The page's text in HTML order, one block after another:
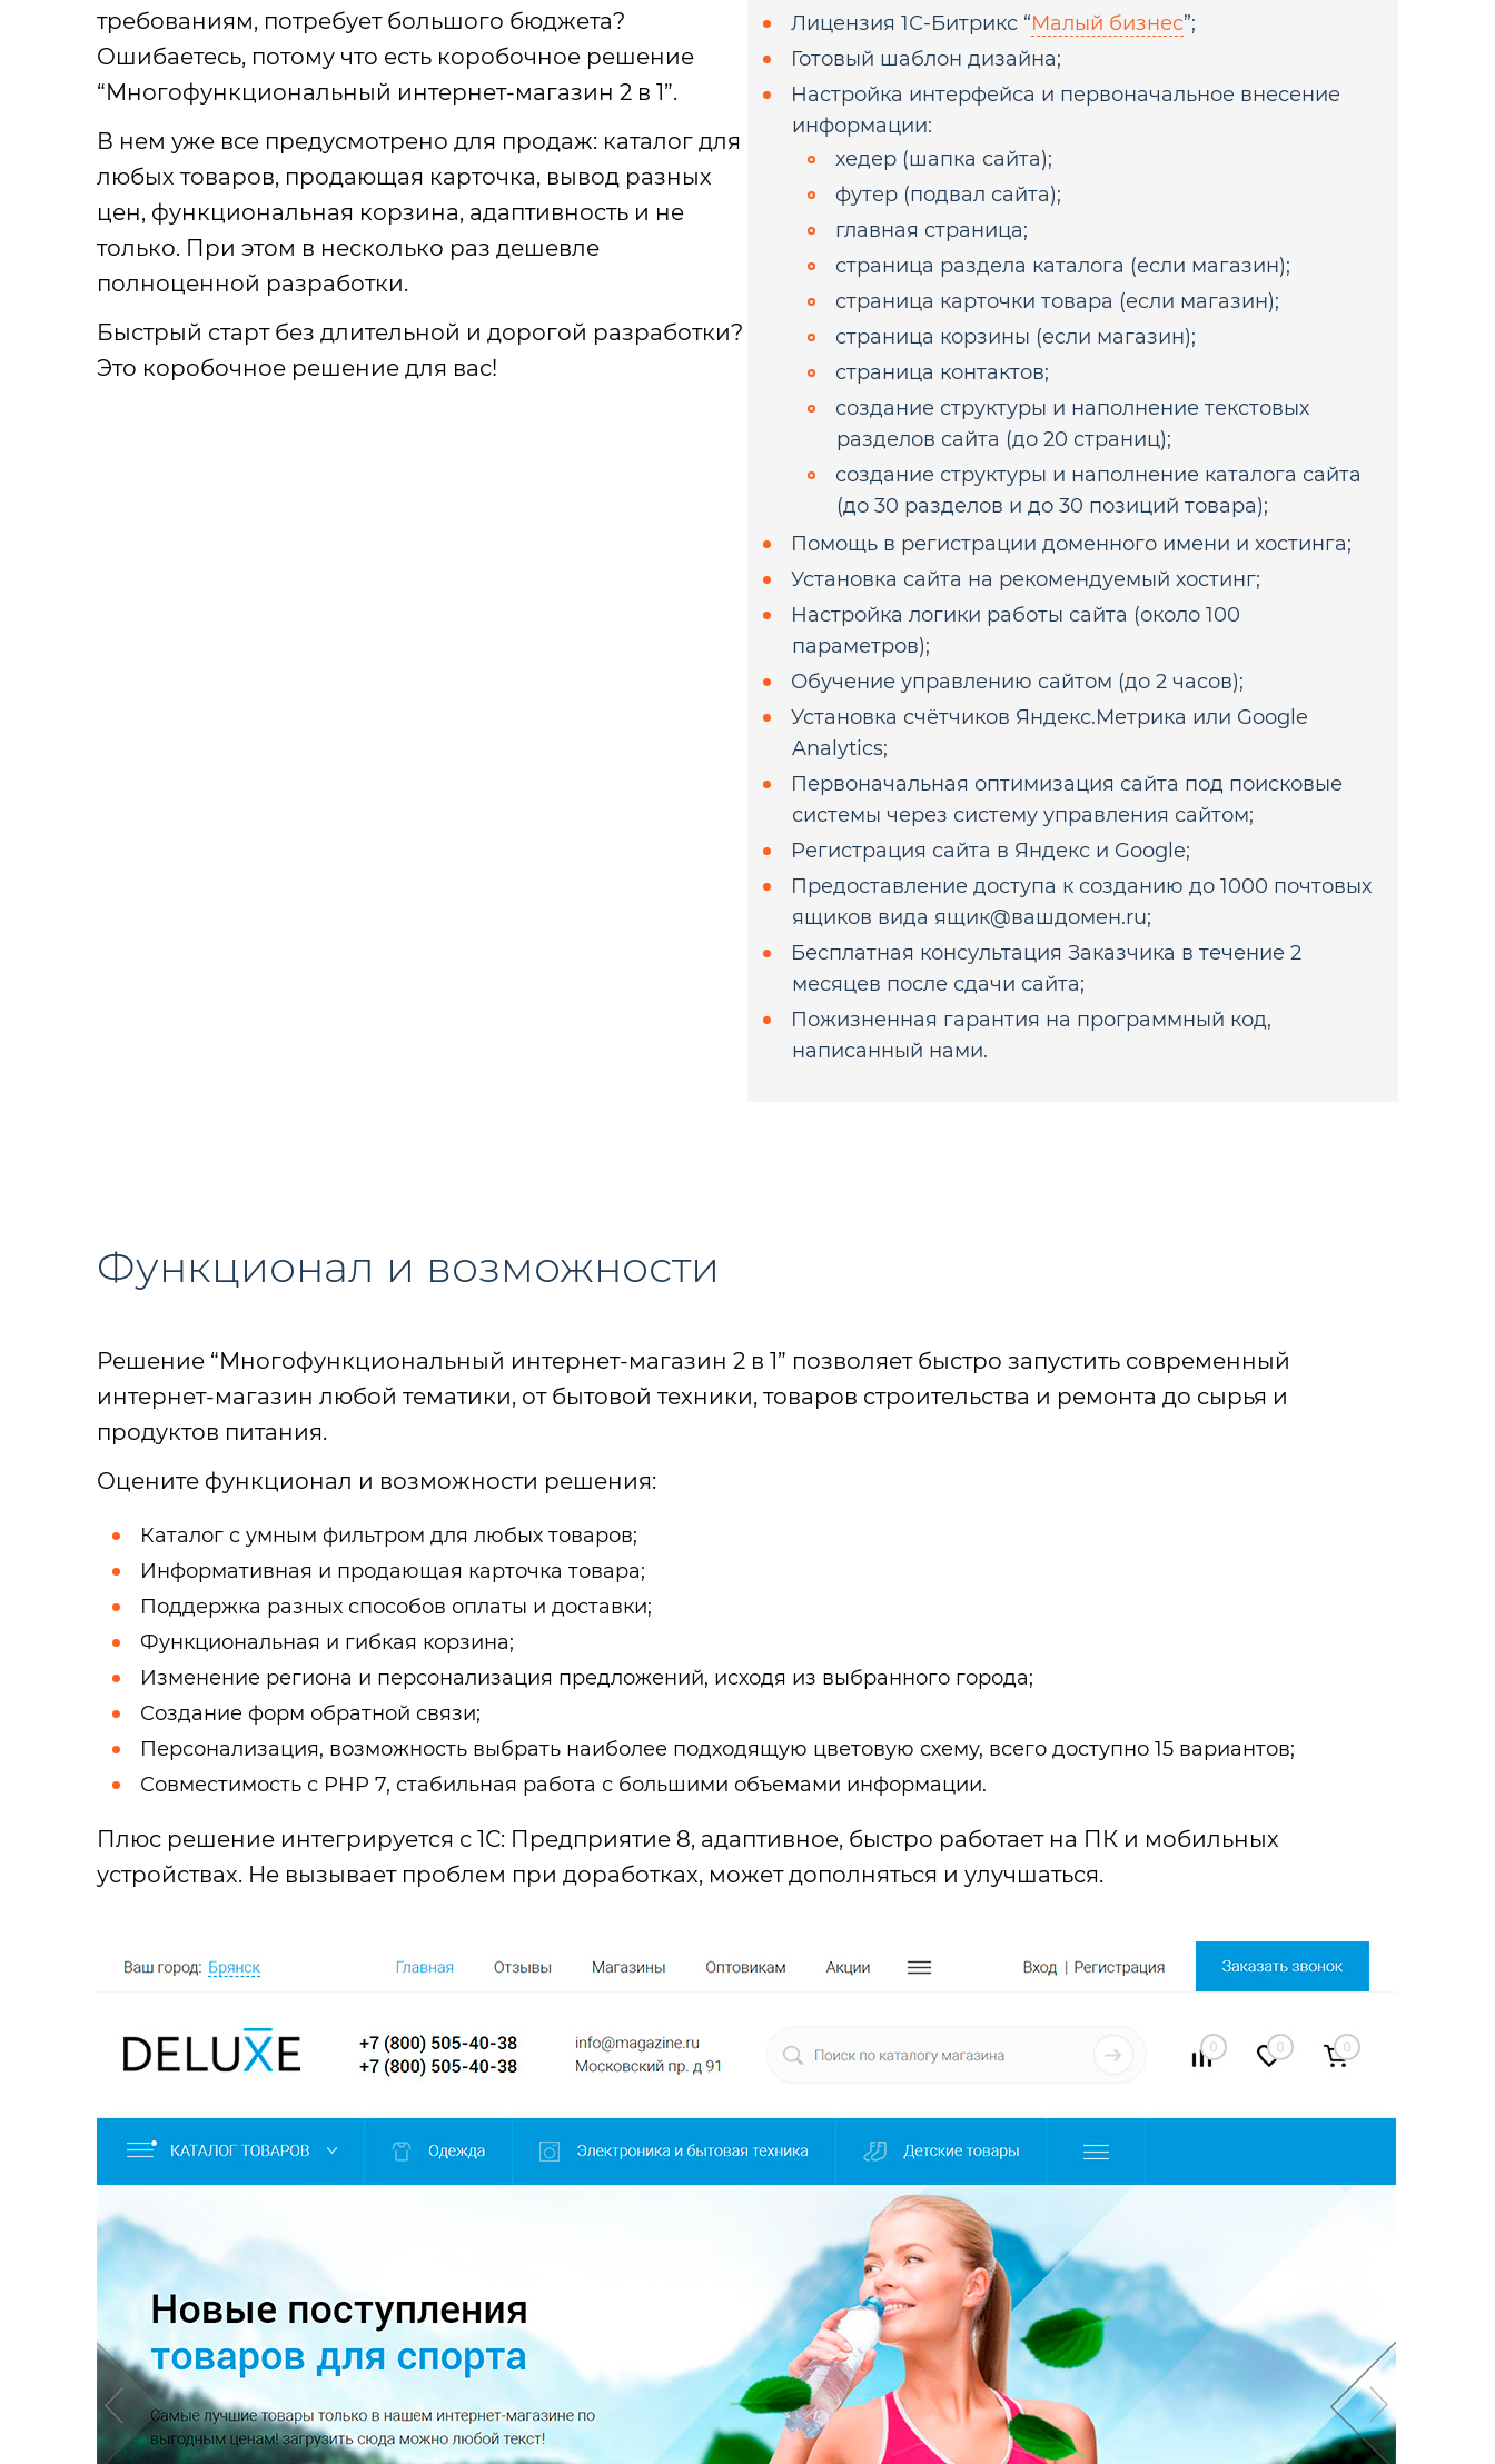
требованиям, потребует большого бюджета?
Ошибаетесь, потому что есть коробочное решение
“Многофункциональный интернет-магазин 2 в 1”.
В нем уже все предусмотрено для продаж: каталог для
любых товаров, продающая карточка, вывод разных
цен, функциональная корзина, адаптивность и не
только. При этом в несколько раз дешевле
полноценной разработки.
Быстрый старт без длительной и дорогой разработки?
Это коробочное решение для вас!
Лицензия 1С-Битрикс “Малый бизнес”;
Готовый шаблон дизайна;
Настройка интерфейса и первоначальное внесение
информации:
хедер (шапка сайта);
футер (подвал сайта);
главная страница;
страница раздела каталога (если магазин);
страница карточки товара (если магазин);
страница корзины (если магазин);
страница контактов;
создание структуры и наполнение текстовых
разделов сайта (до 20 страниц);
создание структуры и наполнение каталога сайта
(до 30 разделов и до 30 позиций товара);
Помощь в регистрации доменного имени и хостинга;
Установка сайта на рекомендуемый хостинг;
Настройка логики работы сайта (около 100
параметров);
Обучение управлению сайтом (до 2 часов);
Установка счётчиков Яндекс.Метрика или Google
Analytics;
Первоначальная оптимизация сайта под поисковые
системы через систему управления сайтом;
Регистрация сайта в Яндекс и Google;
Предоставление доступа к созданию до 1000 почтовых
ящиков вида ящик@вашдомен.ru;
Бесплатная консультация Заказчика в течение 2
месяцев после сдачи сайта;
Пожизненная гарантия на программный код,
написанный нами.
Функционал и возможности
Решение “Многофункциональный интернет-магазин 2 в 1” позволяет быстро запустить современный
интернет-магазин любой тематики, от бытовой техники, товаров строительства и ремонта до сырья и
продуктов питания.
Оцените функционал и возможности решения:
Каталог с умным фильтром для любых товаров;
Информативная и продающая карточка товара;
Поддержка разных способов оплаты и доставки;
Функциональная и гибкая корзина;
Изменение региона и персонализация предложений, исходя из выбранного города;
Создание форм обратной связи;
Персонализация, возможность выбрать наиболее подходящую цветовую схему, всего доступно 15 вариантов;
Совместимость с PHP 7, стабильная работа с большими объемами информации.
Плюс решение интегрируется с 1С: Предприятие 8, адаптивное, быстро работает на ПК и мобильных
устройствах. Не вызывает проблем при доработках, может дополняться и улучшаться.